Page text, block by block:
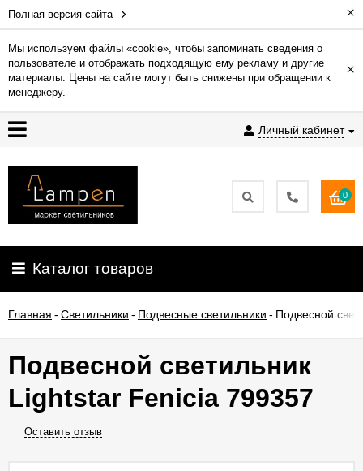
Полная версия сайта ×
Мы используем файлы «cookie», чтобы запоминать сведения о
пользователе и отображать подходящую ему рекламу и другие
материалы. Цены на сайте могут быть снижены при обращении к
менеджеру.
×
Личный кабинет
Гарантия
Доставка
и
Контакты
освещения
О
0
Каталог товаров
Главная - Светильники - Подвесные светильники - Подвесной
Подвесной светильник
Lightstar Fenicia 799357
Оставить отзыв